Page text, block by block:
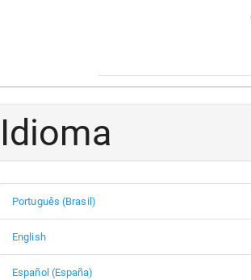
Idioma
Português (Brasil)
English
Español (España)